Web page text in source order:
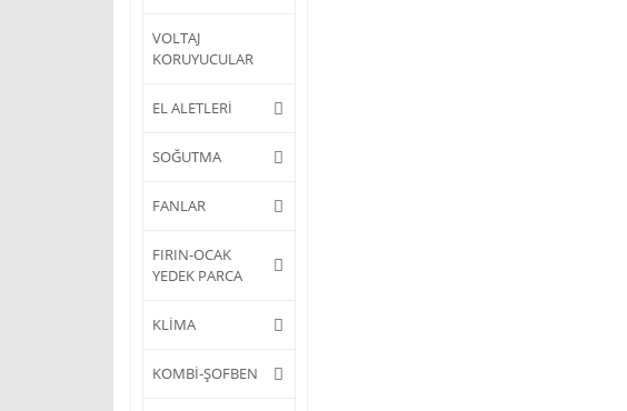
VOLTAJ
KORUYUCULAR
EL ALETLERİ
SOĞUTMA
FANLAR
FIRIN-OCAK
YEDEK PARCA
KLİMA
KOMBİ-ŞOFBEN